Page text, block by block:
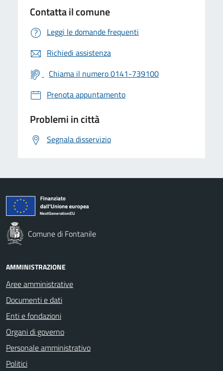
Contatta il comune
Leggi le domande frequenti
Richiedi assistenza
Chiama il numero 0141-739100
Prenota appuntamento
Problemi in città
Segnala disservizio
Comune di Fontanile
AMMINISTRAZIONE
Aree amministrative
Documenti e dati
Enti e fondazioni
Organi di governo
Personale amministrativo
Politici